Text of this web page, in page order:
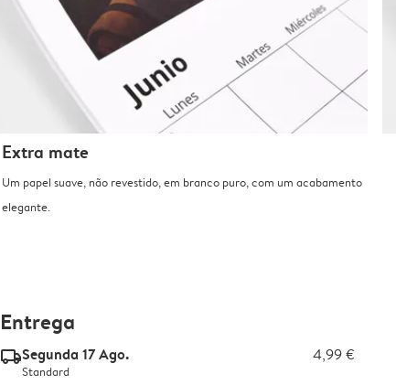
Extra mate
Um papel suave, não revestido, em branco puro, com um acabamento
elegante.
Entrega
delivery_standard_v2Segunda 17 Ago. 4,99 €
Standard